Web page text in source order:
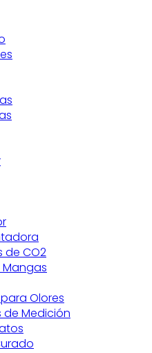
de CO2
Mangas
Olores
de Medición